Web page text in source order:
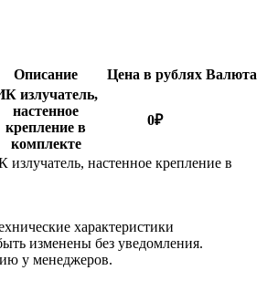
Описание Цена в рублях Валюта
излучатель,
настенное
крепление в
комплекте
0₽
настенное крепление в
характеристики
изменены без уведомления.
у менеджеров.